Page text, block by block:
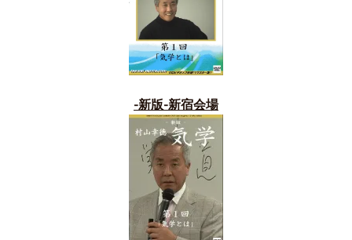
-新版-新宿会場